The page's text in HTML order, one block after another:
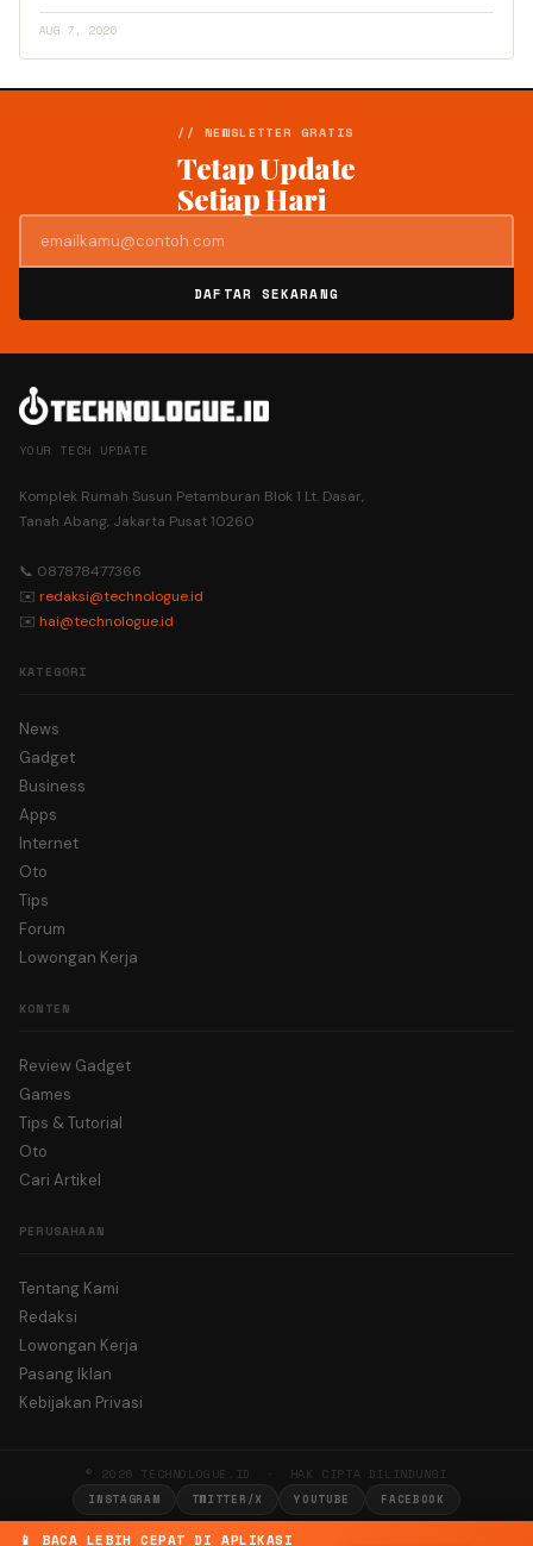
📱 BACA LEBIH CEPAT DI APLIKASI
AUG 7, 2026
// NEWSLETTER GRATIS
Tetap Update
Setiap Hari
DAFTAR SEKARANG
YOUR TECH UPDATE
Komplek Rumah Susun Petamburan Blok 1 Lt. Dasar,
Tanah Abang, Jakarta Pusat 10260
📞 087878477366
✉️ redaksi@technologue.id
✉️ hai@technologue.id
KATEGORI
News
Gadget
Business
Apps
Internet
Oto
Tips
Forum
Lowongan Kerja
KONTEN
Review Gadget
Games
Tips & Tutorial
Oto
Cari Artikel
PERUSAHAAN
Tentang Kami
Redaksi
Lowongan Kerja
Pasang Iklan
Kebijakan Privasi
© 2026 TECHNOLOGUE.ID · HAK CIPTA DILINDUNGI
INSTAGRAM TWITTER/X YOUTUBE FACEBOOK